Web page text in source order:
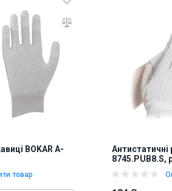
BOKAR A-
товар
Антистатичні
8745.PUB8.S,